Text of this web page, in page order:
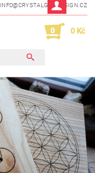
INFO@CRYSTALGRIDDESIGN.CZ
0 0 Kč